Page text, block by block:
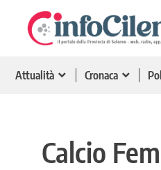
Attualità Cronaca
Calcio